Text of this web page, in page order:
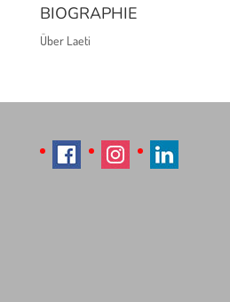
BIOGRAPHIE
Über Laeti